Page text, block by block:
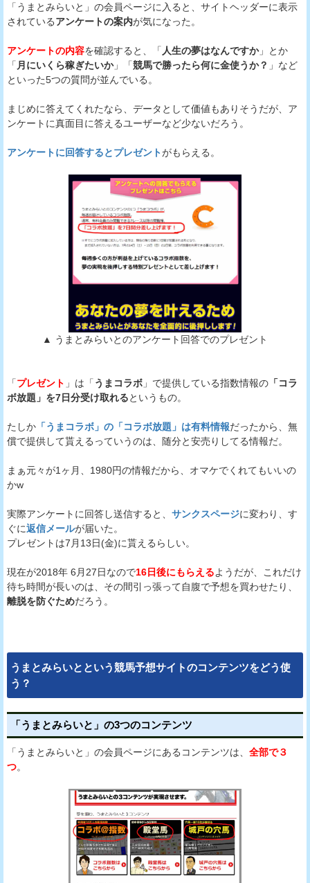
「うまとみらいと」の会員ページに入ると、サイトヘッダーに表示
されているアンケートの案内が気になった。
アンケートの内容を確認すると、「 人生の夢はなんですか」とか
「 月にいくら稼ぎたいか」「競馬で勝ったら何に金使うか？ 」など
といった5つの質問が並んでいる。
まじめに答えてくれたなら、データとして価値もありそうだが、ア
ンケートに真面目に答えるユーザーなど少ないだろう。
アンケートに回答するとプレゼントがもらえる。
▲ うまとみらいとのアンケート回答でのプレゼント
「プレゼント 」は「 うまコラボ 」で提供している指数情報の 「コラ
ボ放題」を7日分受け取れるというもの。
たしか 「うまコラボ」の「コラボ放題」は有料情報だったから、無
償で提供して貰えるっていうのは、随分と安売りしてる情報だ。
まぁ元々が1ヶ月、1980円の情報だから、オマケでくれてもいいの
かw
実際アンケートに回答し送信すると、 サンクスページに変わり、す
ぐに返信メールが届いた。
プレゼントは7月13日(金)に貰えるらしい。
現在が2018年 6月27日なので16日後にもらえるようだが、これだけ
待ち時間が長いのは、その間引っ張って自腹で予想を買わせたり、
離脱を防ぐためだろう。
うまとみらいとという競馬予想サイトのコンテンツをどう使
う？
「うまとみらいと」の3つのコンテンツ
「うまとみらいと」の会員ページにあるコンテンツは、 全部で３
つ。